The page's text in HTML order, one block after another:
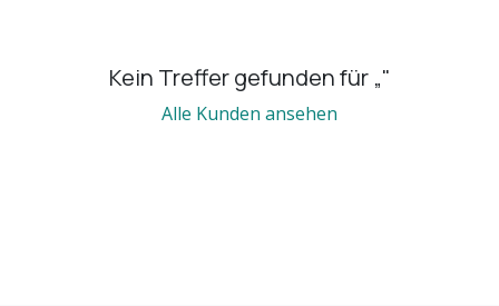
Kein Treffer gefunden für „"
Alle Kunden ansehen